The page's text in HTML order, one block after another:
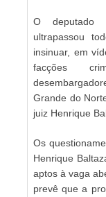
O deputado
ultrapassou
insinuar, em
facções
Grande do
juiz Henrique
Os
Henrique
aptos à vaga
prevê que a